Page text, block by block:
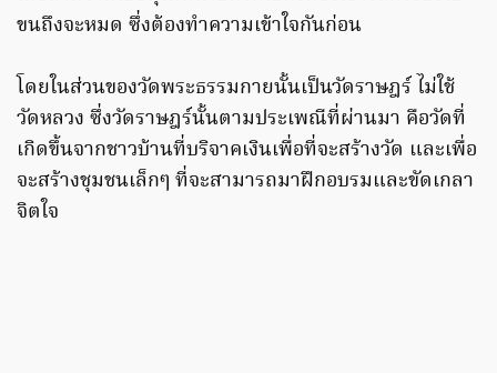
ขนถึงจะหมด ซึ่งต้องทำความเข้าใจกันก่อน
โดยในส่วนของวัดพระธรรมกายนั้นเป็นวัดราษฎร์ ไม่ใช้
วัดหลวง ซึ่งวัดราษฎร์นั้นตามประเพณีที่ผ่านมา คือวัดที่
เกิดขึ้นจากชาวบ้านที่บริจาคเงินเพื่อที่จะสร้างวัด และเพื่อ
จะสร้างชุมชนเล็กๆ ที่จะสามารถมาฝึกอบรมและขัดเกลา
จิตใจ